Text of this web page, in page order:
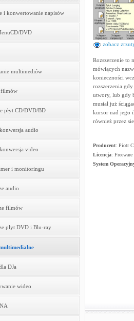
i konwertowanie napisów
DVD
multimediów
płyt CD/DVD/BD
audio
video
i monitoringu
audio
filmów
płyt DVD i Blu-ray
DJa
wideo
zobacz
Rozszerzenie to
mówiących
konieczności
rozszerzenia
utwory, lub gdy
musiał już
kursor nad jego
również przez
Producent: Piotr
Licencja: Freeware
System